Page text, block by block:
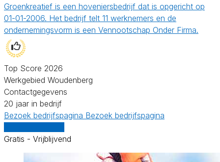
Groenkreatief is een hoveniersbedrijf dat is opgericht op
01-01-2006. Het bedrijf telt 11 werknemers en de
ondernemingsvorm is een Vennootschap Onder Firma.
Top Score 2026
Werkgebied Woudenberg
Contactgegevens
20 jaar in bedrijf
Bezoek bedrijfspagina Bezoek bedrijfspagina
Gratis - Vrijblijvend